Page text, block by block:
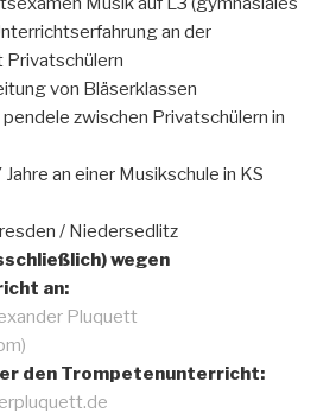
an der
Privatschülern
von Bläserklassen
pendele zwischen Privatschülern in
Jahre an einer Musikschule in KS
/ Niedersedlitz
wegen
an:
Pluquett
den Trompetenunterricht: